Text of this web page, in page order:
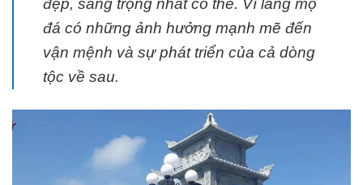
đẹp, sang trọng nhất có thể. Vì lăng mộ
đá có những ảnh hưởng mạnh mẽ đến
vận mệnh và sự phát triển của cả dòng
tộc về sau.